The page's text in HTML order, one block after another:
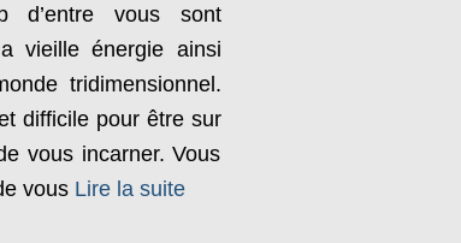
d’entre vous sont
vieille énergie ainsi
tridimensionnel.
difficile pour être sur
vous incarner. Vous
vous Lire la suite